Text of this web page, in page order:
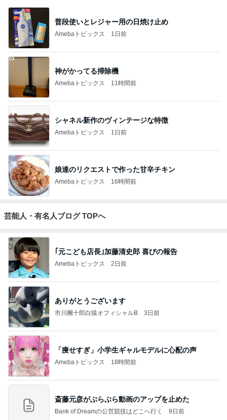
普段使いとレジャー用の日焼け止め
Amebaトピックス 1日前
神がかってる掃除機
Amebaトピックス 11時間前
シャネル新作のヴィンテージな特徴
Amebaトピックス 1日前
娘達のリクエストで作った甘辛チキン
Amebaトピックス 16時間前
芸能人・有名人ブログ TOPへ
｢元こども店長｣加藤清史郎 喜びの報告
Amebaトピックス 2日前
ありがとうございます
市川團十郎白猿オフィシャルB 3日前
「痩せすぎ」小学生ギャルモデルに心配の声
Amebaトピックス 18時間前
斎藤元彦がぶらぶら動画のアップを止めた
Bank of Dreamの公営競技はどこへ行く 9日前